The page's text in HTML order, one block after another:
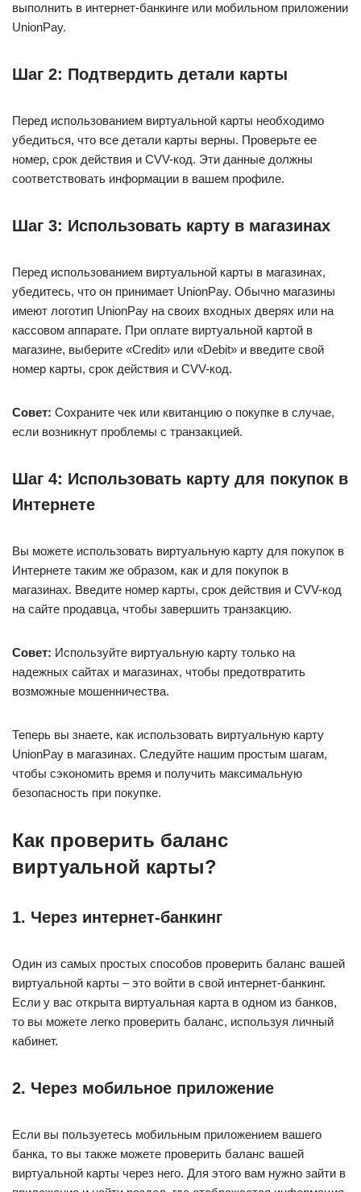
выполнить в интернет-банкинге или мобильном приложении
UnionPay.
Шаг 2: Подтвердить детали карты
Перед использованием виртуальной карты необходимо
убедиться, что все детали карты верны. Проверьте ее
номер, срок действия и CVV-код. Эти данные должны
соответствовать информации в вашем профиле.
Шаг 3: Использовать карту в магазинах
Перед использованием виртуальной карты в магазинах,
убедитесь, что он принимает UnionPay. Обычно магазины
имеют логотип UnionPay на своих входных дверях или на
кассовом аппарате. При оплате виртуальной картой в
магазине, выберите «Credit» или «Debit» и введите свой
номер карты, срок действия и CVV-код.
Совет: Сохраните чек или квитанцию о покупке в случае,
если возникнут проблемы с транзакцией.
Шаг 4: Использовать карту для покупок в
Интернете
Вы можете использовать виртуальную карту для покупок в
Интернете таким же образом, как и для покупок в
магазинах. Введите номер карты, срок действия и CVV-код
на сайте продавца, чтобы завершить транзакцию.
Совет: Используйте виртуальную карту только на
надежных сайтах и магазинах, чтобы предотвратить
возможные мошенничества.
Теперь вы знаете, как использовать виртуальную карту
UnionPay в магазинах. Следуйте нашим простым шагам,
чтобы сэкономить время и получить максимальную
безопасность при покупке.
Как проверить баланс
виртуальной карты?
1. Через интернет-банкинг
Один из самых простых способов проверить баланс вашей
виртуальной карты – это войти в свой интернет-банкинг.
Если у вас открыта виртуальная карта в одном из банков,
то вы можете легко проверить баланс, используя личный
кабинет.
2. Через мобильное приложение
Если вы пользуетесь мобильным приложением вашего
банка, то вы также можете проверить баланс вашей
виртуальной карты через него. Для этого вам нужно зайти в